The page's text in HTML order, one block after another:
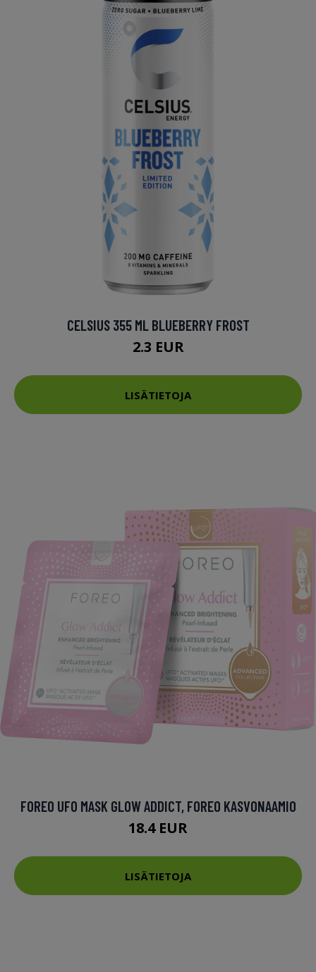
CELSIUS 355 ML BLUEBERRY FROST
2.3 EUR
LISÄTIETOJA
FOREO UFO MASK GLOW ADDICT, FOREO KASVONAAMIO
18.4 EUR
LISÄTIETOJA